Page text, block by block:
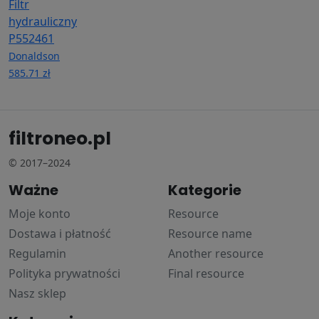
Filtr
hydrauliczny
P552461
Donaldson
585.71 zł
filtroneo.pl
© 2017–2024
Ważne
Moje konto
Dostawa i płatność
Regulamin
Polityka prywatności
Nasz sklep
Kategorie
Resource
Resource name
Another resource
Final resource